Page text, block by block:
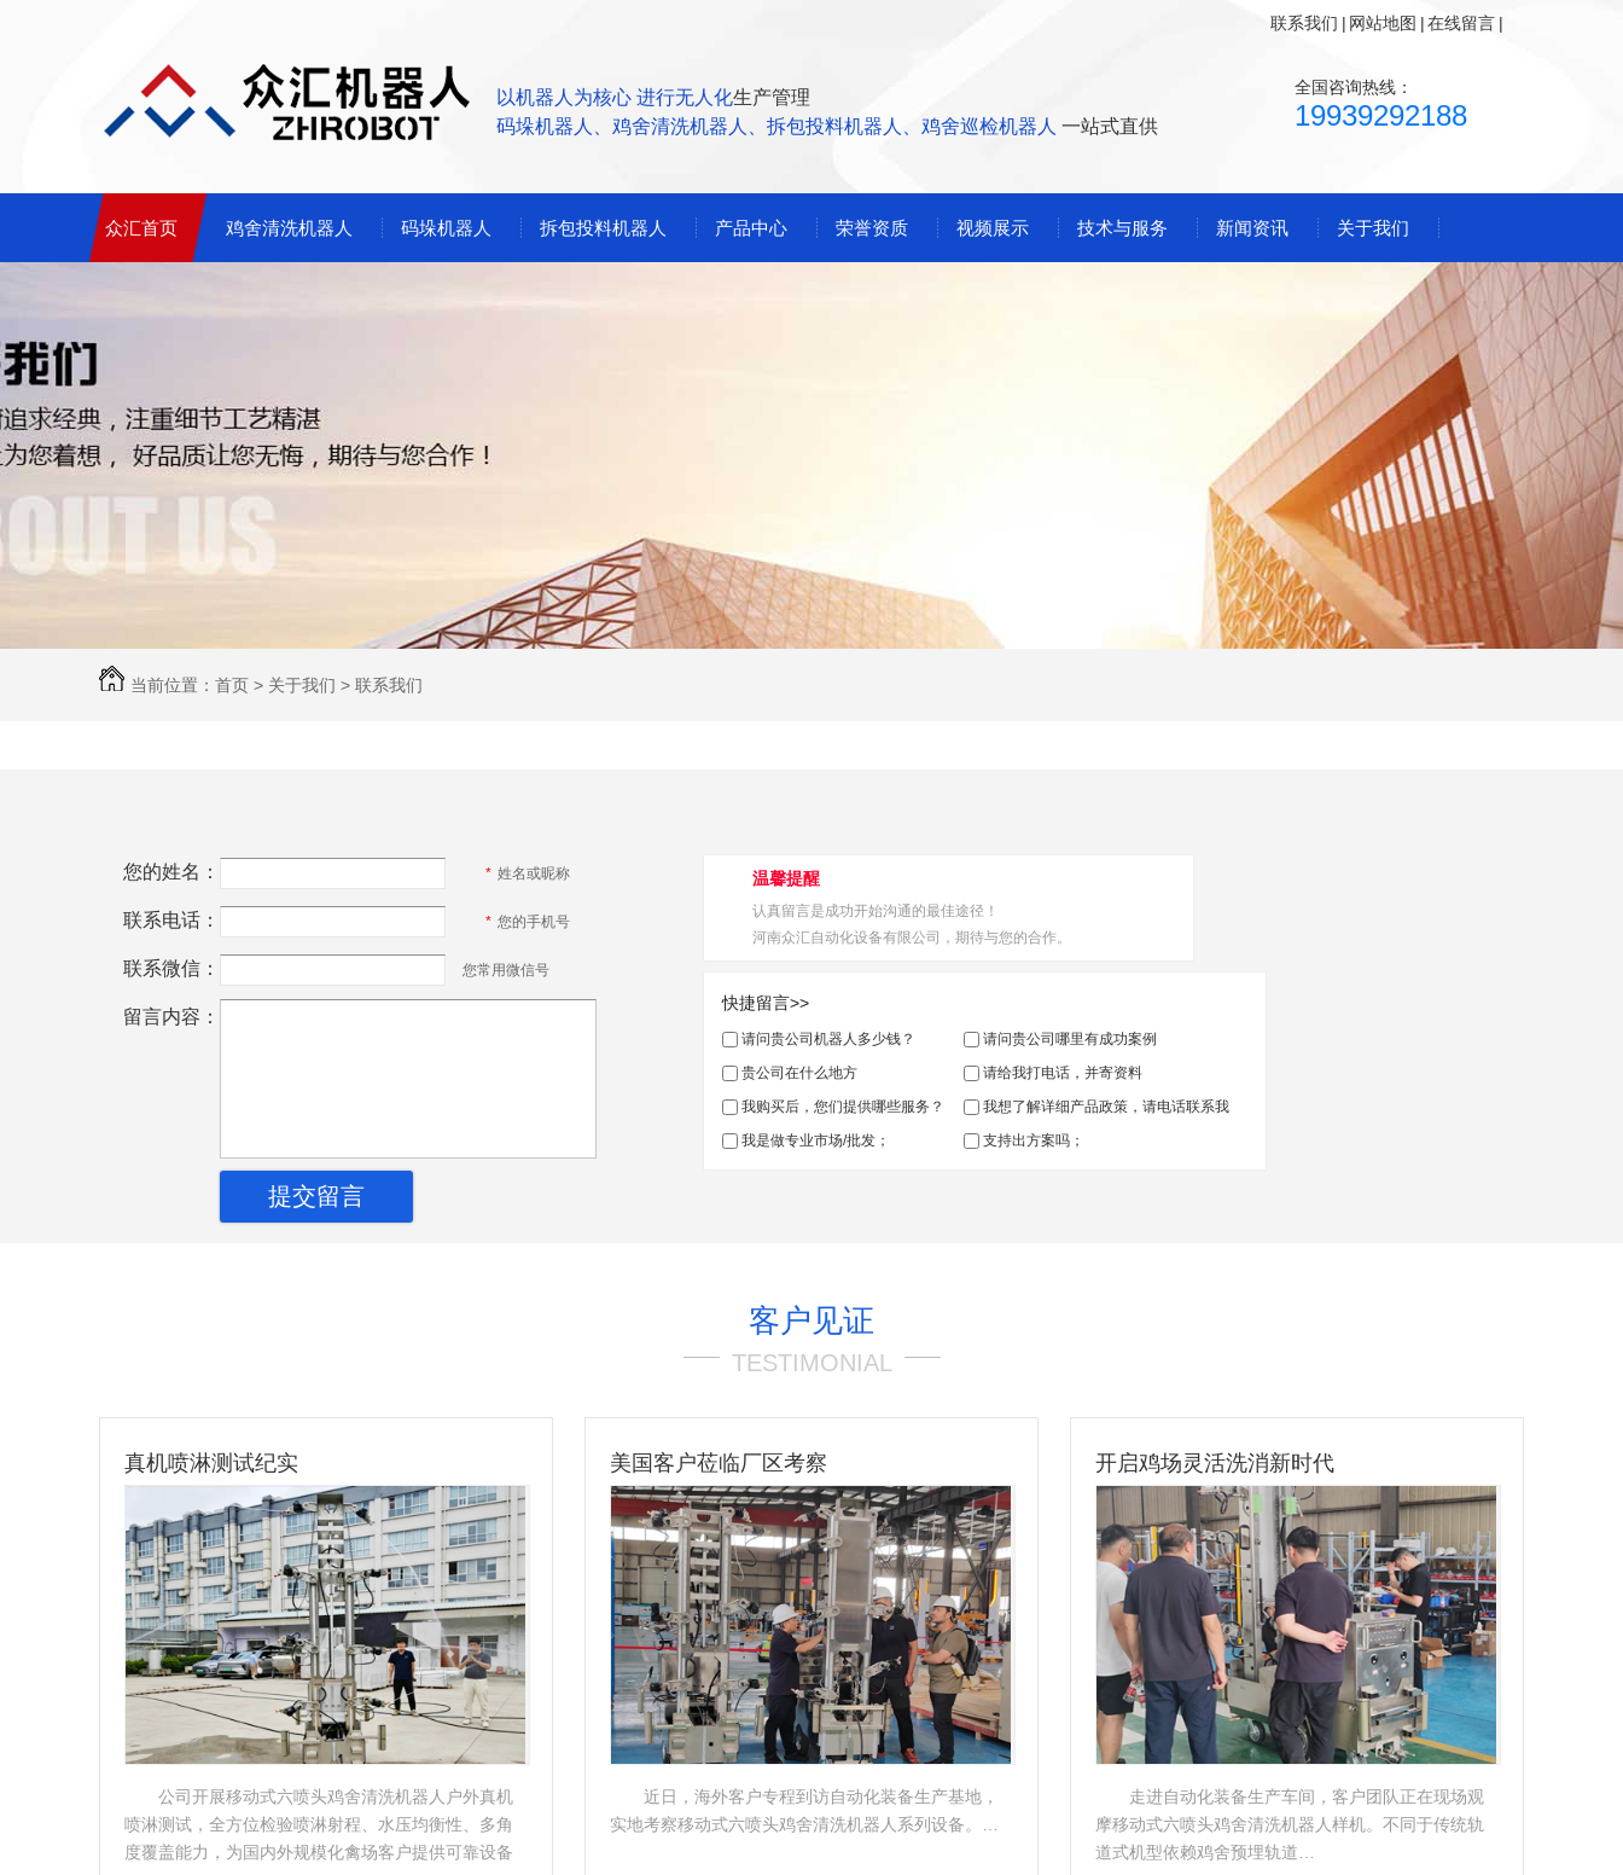
联系我们 | 网站地图 |在线留言 |
以机器人为核心 进行无人化生产管理
码垛机器人、鸡舍清洗机器人、拆包投料机器人、鸡舍巡检机器人 一站式直供
全国咨询热线：
19939292188
众汇首页 鸡舍清洗机器人 码垛机器人 拆包投料机器人 产品中心 荣誉资质 视频展示 技术与服务 新闻资讯 关于我们
当前位置： 首页 > 关于我们 > 联系我们
您的姓名： * 姓名或昵称
联系电话： * 您的手机号
联系微信： 您常用微信号
留言内容：
温馨提醒
认真留言是成功开始沟通的最佳途径！
河南众汇自动化设备有限公司，期待与您的合作。
快捷留言>>
请问贵公司机器人多少钱？
贵公司在什么地方
我购买后，您们提供哪些服务？
我是做专业市场/批发；
请问贵公司哪里有成功案例
请给我打电话，并寄资料
我想了解详细产品政策，请电话联系我
支持出方案吗；
客户见证
TESTIMONIAL
真机喷淋测试纪实
公司开展移动式六喷头鸡舍清洗机器人户外真机
喷淋测试，全方位检验喷淋射程、水压均衡性、多角
度覆盖能力，为国内外规模化禽场客户提供可靠设备
美国客户莅临厂区考察
近日，海外客户专程到访自动化装备生产基地，
实地考察移动式六喷头鸡舍清洗机器人系列设备。…
开启鸡场灵活洗消新时代
走进自动化装备生产车间，客户团队正在现场观
摩移动式六喷头鸡舍清洗机器人样机。不同于传统轨
道式机型依赖鸡舍预埋轨道…